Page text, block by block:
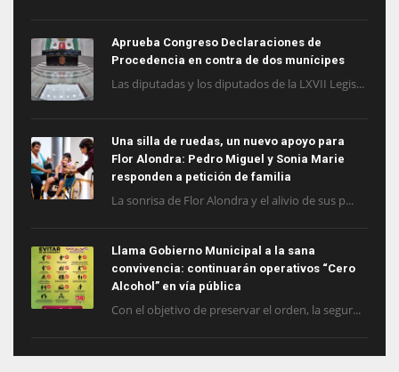
Aprueba Congreso Declaraciones de
Procedencia en contra de dos munícipes
Las diputadas y los diputados de la LXVII Legis...
Una silla de ruedas, un nuevo apoyo para
Flor Alondra: Pedro Miguel y Sonia Marie
responden a petición de familia
La sonrisa de Flor Alondra y el alivio de sus p...
Llama Gobierno Municipal a la sana
convivencia: continuarán operativos “Cero
Alcohol” en vía pública
Con el objetivo de preservar el orden, la segur...